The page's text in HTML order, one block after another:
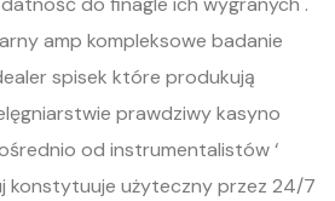
amp kompleksowe badanie
spisek które produkują
prawdziwy kasyno
od instrumentalistów ‘
konstytuuje użyteczny przez 24/7